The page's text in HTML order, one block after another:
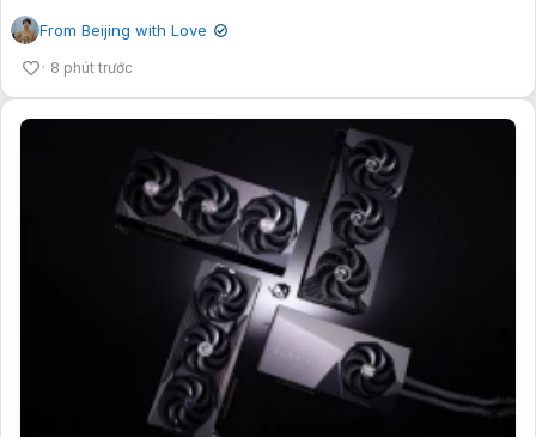
From Beijing with Love ✔
8 phút trước